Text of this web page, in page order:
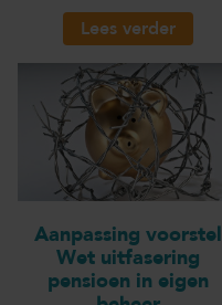
Lees verder
Aanpassing voorstel
Wet uitfasering
pensioen in eigen